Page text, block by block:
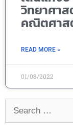
วิทยาศา
คณิตศาส
READ MORE »
01/08/2022